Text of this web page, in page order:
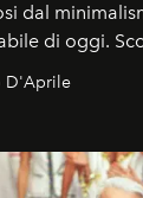
dal
di oggi.
D'Aprile